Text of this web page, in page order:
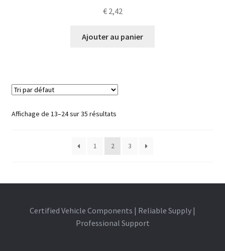
€2,42
Ajouter au panier
Affichage de 13–24 sur 35 résultats
1 2 3
Certified Vehicle Components | Reliable Supply |
Professional Support